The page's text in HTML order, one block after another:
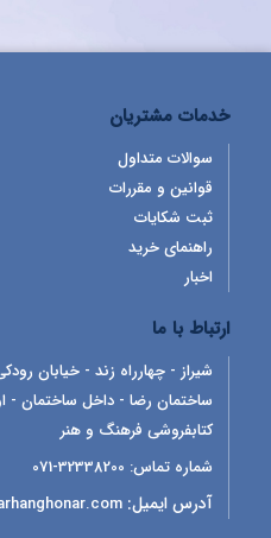
خدمات مشتریان
سوالات متداول
قوانین و مقررات
ثبت شکایات
راهنمای خرید
اخبار
ارتباط با ما
شیراز - چهارراه زند - خیابان
ساختمان رضا - داخل ساختمان
کتابفروشی فرهنگ و هنر
شماره تماس: 32338200-071
آدرس ایمیل: